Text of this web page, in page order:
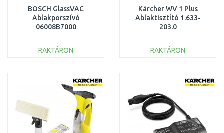
BOSCH GlassVAC
Ablakporszívó
06008B7000
RAKTÁRON
Összehasonlítás
Kärcher WV 1 Plus
Ablaktisztító 1.633-
203.0
RAKTÁRON
Összehasonlítás